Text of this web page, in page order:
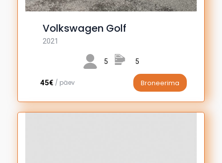
Volkswagen Golf
2021
5 5
45€ / päev Broneerima